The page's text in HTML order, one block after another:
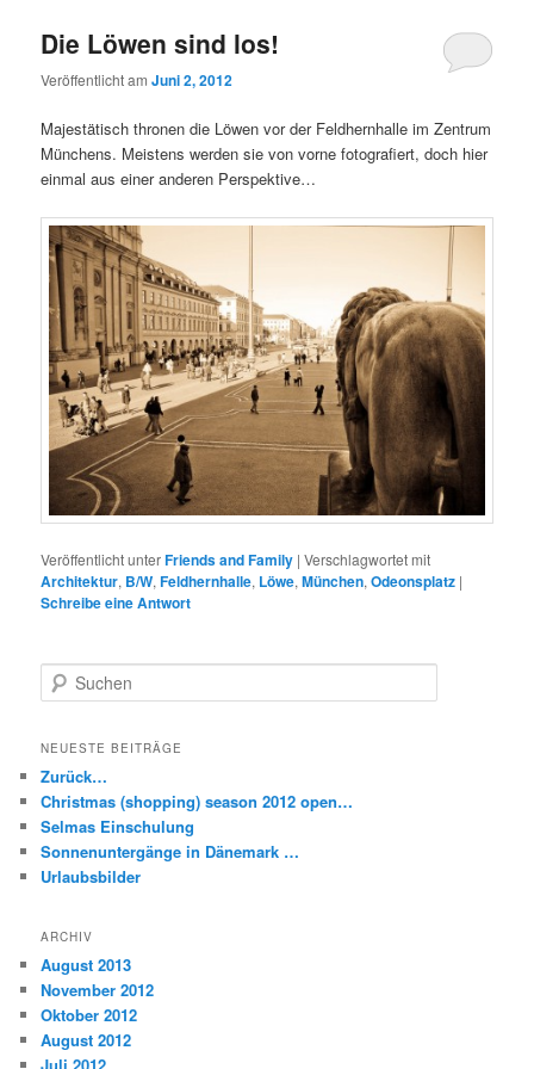
Die Löwen sind los!
Veröffentlicht amJuni 2, 2012
Majestätisch thronen die Löwen vor der Feldhernhalle im Zentrum
Münchens. Meistens werden sie von vorne fotografiert, doch hier
einmal aus einer anderen Perspektive…
Veröffentlicht unterFriends and Family |Verschlagwortet mit
Architektur, B/W,Feldhernhalle, Löwe,München,Odeonsplatz |
Schreibe eine Antwort
u
h
n
NEUESTE BEITRÄGE
Zurück…
Christmas (shopping) season 2012 open…
Selmas Einschulung
Sonnenuntergänge in Dänemark …
Urlaubsbilder
ARCHIV
August 2013
November 2012
Oktober 2012
August 2012